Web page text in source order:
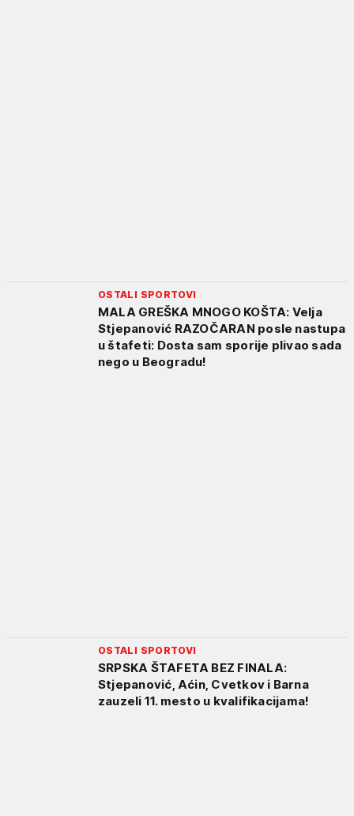
OSTALI SPORTOVI
MALA GREŠKA MNOGO KOŠTA: Velja
Stjepanović RAZOČARAN posle nastupa
u štafeti: Dosta sam sporije plivao sada
nego u Beogradu!
OSTALI SPORTOVI
SRPSKA ŠTAFETA BEZ FINALA:
Stjepanović, Aćin, Cvetkov i Barna
zauzeli 11. mesto u kvalifikacijama!